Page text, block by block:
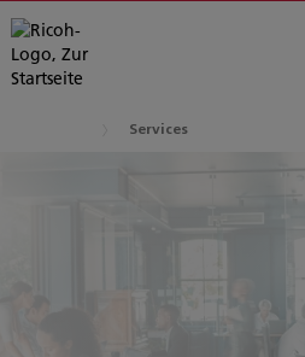
Services